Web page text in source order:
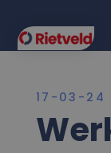
17-03-24